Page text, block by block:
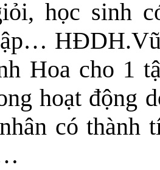
học sinh
Hoa cho 1
hoạt động
có thành